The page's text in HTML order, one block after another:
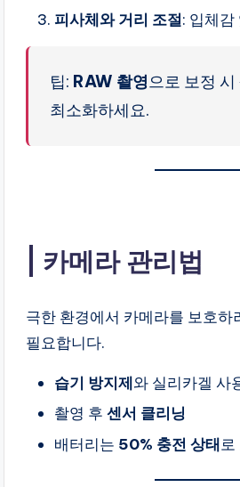
피사체와 거리 조절: 입체감
팁: RAW 촬영으로 보정
최소화하세요.
카메라 관리법
극한 환경에서 카메라를 보호하
필요합니다.
습기 방지제와 실리카겔 사
촬영 후 센서 클리닝
배터리는 50% 충전 상태